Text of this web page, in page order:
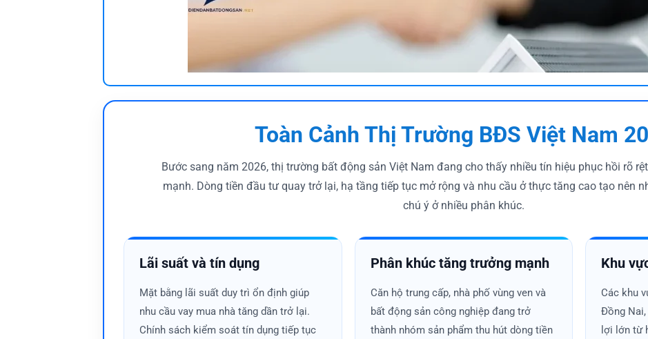
Chu kỳ thị trường bất động sản
Biến động cung cầu phản ánh giai đoạn phát triển
Cung cầu thay đổi liên tục tạo nên nhịp điệu riêng của Bất Động Sản, khi nguồn cung khan hiếm thì giá dễ bị
mạnh. Giai đoạn dư cung lại khiến thị trường chững lại, buộc nhà đầu tư phải điều chỉnh chiến lược. Quan
hấp thụ giúp nhận ra dấu hiệu sớm của chu kỳ.
Toàn Cảnh Thị Trường BĐS Việt Nam
Bước sang năm 2026, thị trường bất động sản Việt Nam đang cho thấy nhiều tín hiệu phục hồi rõ
mạnh. Dòng tiền đầu tư quay trở lại, hạ tầng tiếp tục mở rộng và nhu cầu ở thực tăng cao tạo nên
chú ý ở nhiều phân khúc.
Lãi suất và tín dụng
Mặt bằng lãi suất duy trì ổn định giúp
nhu cầu vay mua nhà tăng dần trở lại.
Chính sách kiểm soát tín dụng tiếp tục
Phân khúc tăng trưởng mạnh
Căn hộ trung cấp, nhà phố vùng ven và
bất động sản công nghiệp đang trở
thành nhóm sản phẩm thu hút dòng tiền
Khu
Các khu
Đồng
lợi lớn từ